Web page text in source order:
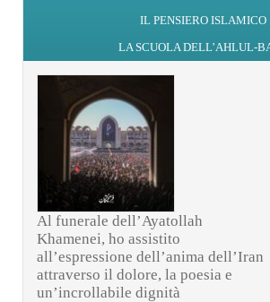
IL PENSIERO ISLAMICO
LA SCUOLA DELL’AHLUL-
Al funerale dell’Ayatollah
Khamenei, ho assistito
all’espressione dell’anima dell’Iran
attraverso il dolore, la poesia e
un’incrollabile dignità